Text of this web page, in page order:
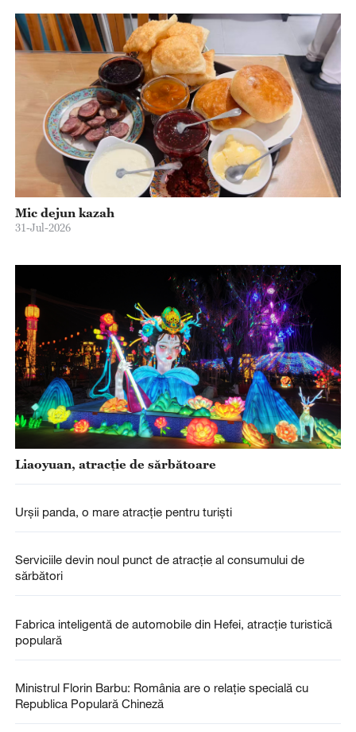
Mic dejun kazah
31-Jul-2026
Liaoyuan, atracție de sărbătoare
Urșii panda, o mare atracție pentru turiști
Serviciile devin noul punct de atracție al consumului de
sărbători
Fabrica inteligentă de automobile din Hefei, atracție turistică
populară
Ministrul Florin Barbu: România are o relație specială cu
Republica Populară Chineză